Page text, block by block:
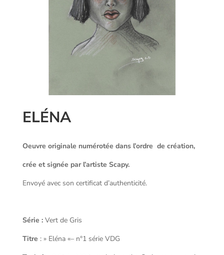
ELÉNA
Oeuvre originale numérotée dans l’ordre de création,
crée et signée par l’artiste Scapy.
Envoyé avec son certificat d’authenticité.
Série : Vert de Gris
Titre : » Eléna «– n°1 série VDG